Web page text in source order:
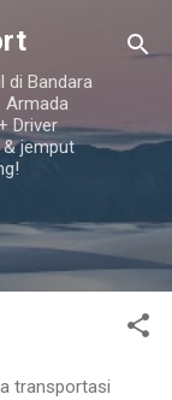
di Bandara
Armada
Driver
jemput
transportasi